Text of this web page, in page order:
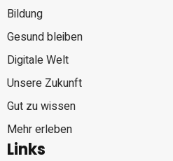
Bildung
Gesund bleiben
Digitale Welt
Unsere Zukunft
Gut zu wissen
Mehr erleben
Links